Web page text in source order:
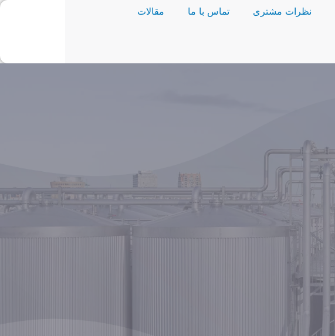
نظرات مشتری تماس با ما مقالات